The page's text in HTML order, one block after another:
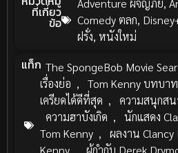
ที่เกี่ยว
ข้อ
Comedy ตลก,
ฝรั่ง, หนังใหม่
แท็ก The SpongeBob Movie
เรื่องย่อ , Tom Kenny บทบา
เครียดได้ดีที่สุด , ความสนุกส
ความฮาบังเกิด , นักแสดง
Tom Kenny , ผลงาน Clancy
Kenny
ผู้กำกับ Derek